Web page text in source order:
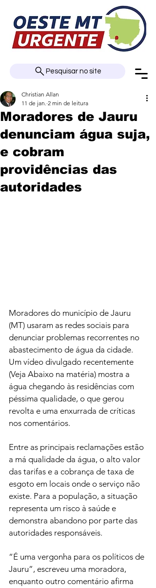
Pesquisar no site
Moradores de Jauru
denunciam água suja,
e cobram
providências das
autoridades
Christian Allan
11 de jan. 2 min de leitura
Moradores do município de Jauru
(MT) usaram as redes sociais para
denunciar problemas recorrentes no
abastecimento de água da cidade.
Um vídeo divulgado recentemente
(Veja Abaixo na matéria) mostra a
água chegando às residências com
péssima qualidade, o que gerou
revolta e uma enxurrada de críticas
nos comentários.
Entre as principais reclamações estão
a má qualidade da água, o alto valor
das tarifas e a cobrança de taxa de
esgoto em locais onde o serviço não
existe. Para a população, a situação
representa um risco à saúde e
demonstra abandono por parte das
autoridades responsáveis.
“É uma vergonha para os políticos de
Jauru”, escreveu uma moradora,
enquanto outro comentário afirma